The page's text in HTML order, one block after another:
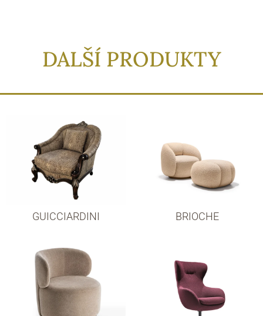
DALŠÍ PRODUKTY
GUICCIARDINI BRIOCHE